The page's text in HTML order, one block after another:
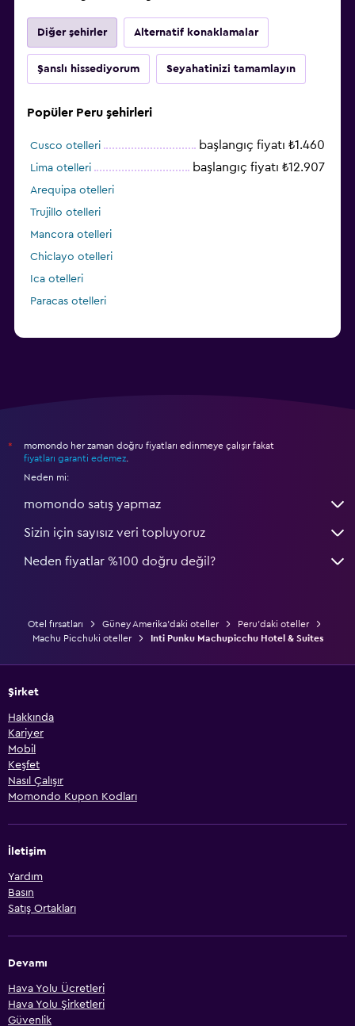
Diğer şehirler Alternatif konaklamalar
Şanslı hissediyorum Seyahatinizi tamamlayın
Popüler Peru şehirleri
Cusco otelleri başlangıç fiyatı ₺1.460
Lima otelleri başlangıç fiyatı ₺12.907
Arequipa otelleri
Trujillo otelleri
Mancora otelleri
Chiclayo otelleri
Ica otelleri
Paracas otelleri
*
momondo her zaman doğru fiyatları edinmeye çalışır fakat
fiyatları garanti edemez
Neden mi:
momondo satış yapmaz
Sizin için sayısız veri topluyoruz
Neden fiyatlar %100 doğru değil?
Otel fırsatları Güney Amerika'daki oteller
Peru'daki oteller
Machu Picchuki oteller
Inti Punku Machupicchu Hotel & Suites
Şirket
Hakkında
Kariyer
Mobil
Keşfet
Nasıl Çalışır
Momondo Kupon Kodları
İletişim
Yardım
Basın
Satış Ortakları
Devamı
Hava Yolu Ücretleri
Hava Yolu Şirketleri
Güvenlik